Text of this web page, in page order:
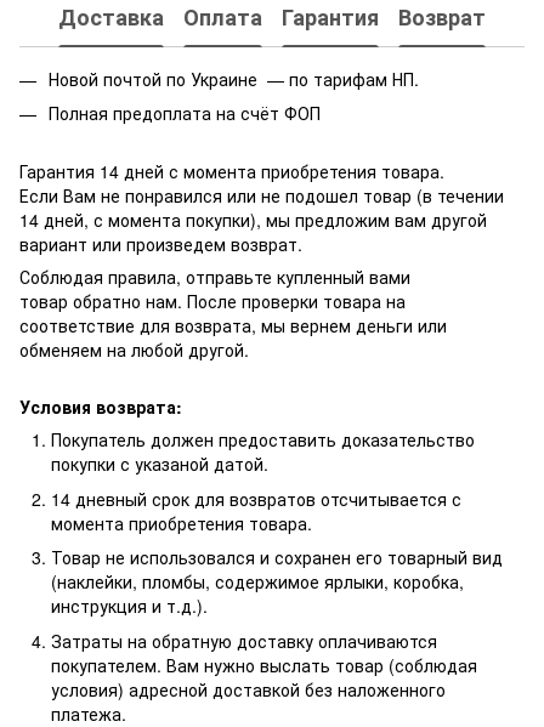
Доставка Оплата Гарантия Возврат
Новой почтой по Украине — по тарифам НП.
Полная предоплата на счёт ФОП
Гарантия 14 дней с момента приобретения товара.
Если Вам не понравился или не подошел товар (в течении
14 дней, с момента покупки), мы предложим вам другой
вариант или произведем возврат.
Соблюдая правила, отправьте купленный вами
товар обратно нам. После проверки товара на
соответствие для возврата, мы вернем деньги или
обменяем на любой другой.
Условия возврата:
Покупатель должен предоставить доказательство
покупки с указаной датой.
14 дневный срок для возвратов отсчитывается с
момента приобретения товара.
Товар не использовался и сохранен его товарный вид
(наклейки, пломбы, содержимое ярлыки, коробка,
инструкция и т.д.).
Затраты на обратную доставку оплачиваются
покупателем. Вам нужно выслать товар (соблюдая
условия) адресной доставкой без наложенного
платежа.